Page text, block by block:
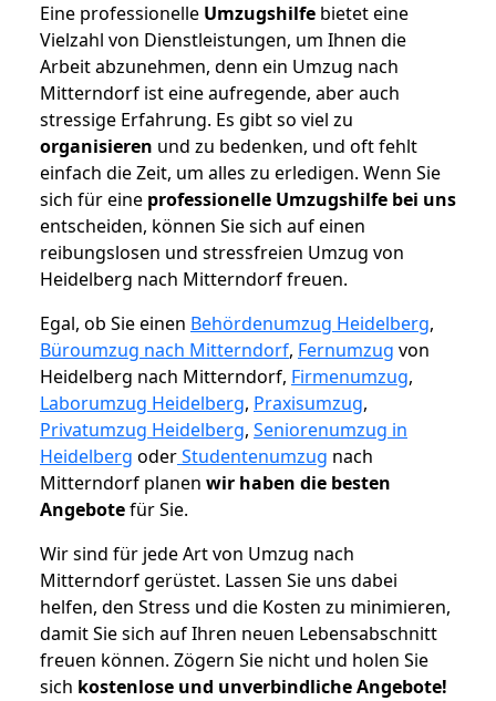
Eine professionelle Umzugshilfe bietet eine
Vielzahl von Dienstleistungen, um Ihnen die
Arbeit abzunehmen, denn ein Umzug nach
Mitterndorf ist eine aufregende, aber auch
stressige Erfahrung. Es gibt so viel zu
organisieren und zu bedenken, und oft fehlt
einfach die Zeit, um alles zu erledigen. Wenn Sie
sich für eine professionelle Umzugshilfe bei uns
entscheiden, können Sie sich auf einen
reibungslosen und stressfreien Umzug von
Heidelberg nach Mitterndorf freuen.
Egal, ob Sie einen Behördenumzug Heidelberg,
Büroumzug nach Mitterndorf, Fernumzug von
Heidelberg nach Mitterndorf, Firmenumzug,
Laborumzug Heidelberg, Praxisumzug,
Privatumzug Heidelberg, Seniorenumzug in
Heidelberg oderStudentenumzug nach
Mitterndorf planen wir haben die besten
Angebotefür Sie.
Wir sind für jede Art von Umzug nach
Mitterndorf gerüstet. Lassen Sie uns dabei
helfen, den Stress und die Kosten zu minimieren,
damit Sie sich auf Ihren neuen Lebensabschnitt
freuen können. Zögern Sie nicht und holen Sie
sich kostenlose und unverbindliche Angebote!